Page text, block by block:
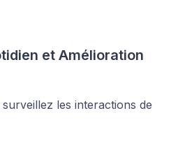
et Amélioration
les interactions de